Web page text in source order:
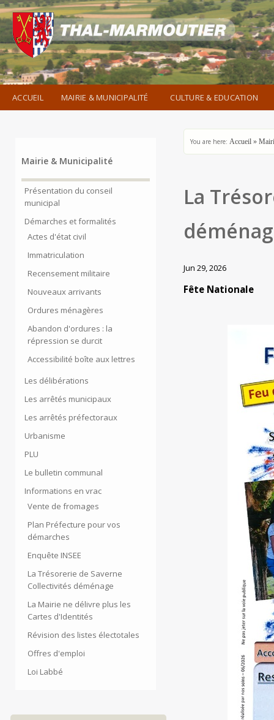
ACCUEIL MAIRIE & MUNICIPALITÉ CULTURE & EDUCATION
Mairie & Municipalité
Présentation du conseil
municipal
Démarches et formalités
Actes d'état civil
Immatriculation
Recensement militaire
Nouveaux arrivants
Ordures ménagères
Abandon d'ordures : la
répression se durcit
Accessibilité boîte aux lettres
Les délibérations
Les arrêtés municipaux
Les arrêtés préfectoraux
Urbanisme
PLU
Le bulletin communal
Informations en vrac
Vente de fromages
Plan Préfecture pour vos
démarches
Enquête INSEE
La Trésorerie de Saverne
Collectivités déménage
La Mairie ne délivre plus les
Cartes d'Identités
Révision des listes électotales
Offres d'emploi
Loi Labbé
You are here: Accueil »
La
Jun 29, 2026
Fête Nationale